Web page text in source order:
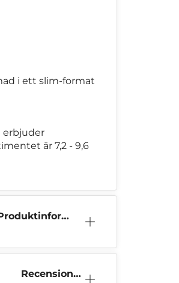
i ett slim-format
erbjuder
är 7,2 - 9,6
Recensione